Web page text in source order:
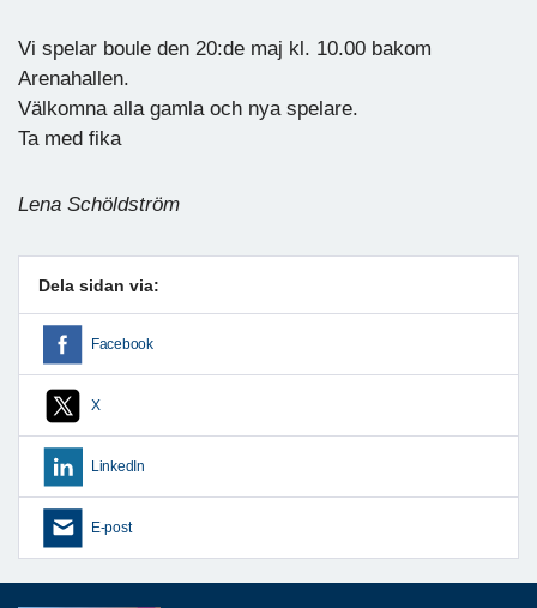
Vi spelar boule den 20:de maj kl. 10.00 bakom
Arenahallen.
Välkomna alla gamla och nya spelare.
Ta med fika
Lena Schöldström
Dela sidan via:
Facebook
X
LinkedIn
E-post